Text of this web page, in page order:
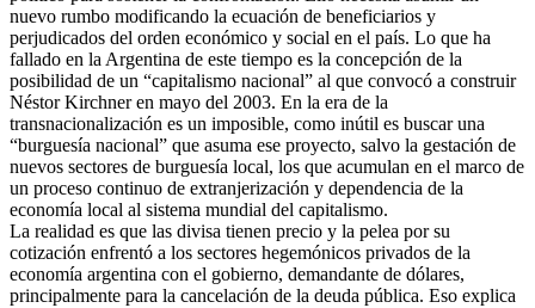
nuevo rumbo modificando la ecuación de beneficiarios y
perjudicados del orden económico y social en el país. Lo que ha
fallado en la Argentina de este tiempo es la concepción de la
posibilidad de un “capitalismo nacional” al que convocó a construir
Néstor Kirchner en mayo del 2003. En la era de la
transnacionalización es un imposible, como inútil es buscar una
“burguesía nacional” que asuma ese proyecto, salvo la gestación de
nuevos sectores de burguesía local, los que acumulan en el marco de
un proceso continuo de extranjerización y dependencia de la
economía local al sistema mundial del capitalismo.
La realidad es que las divisa tienen precio y la pelea por su
cotización enfrentó a los sectores hegemónicos privados de la
economía argentina con el gobierno, demandante de dólares,
principalmente para la cancelación de la deuda pública. Eso explica